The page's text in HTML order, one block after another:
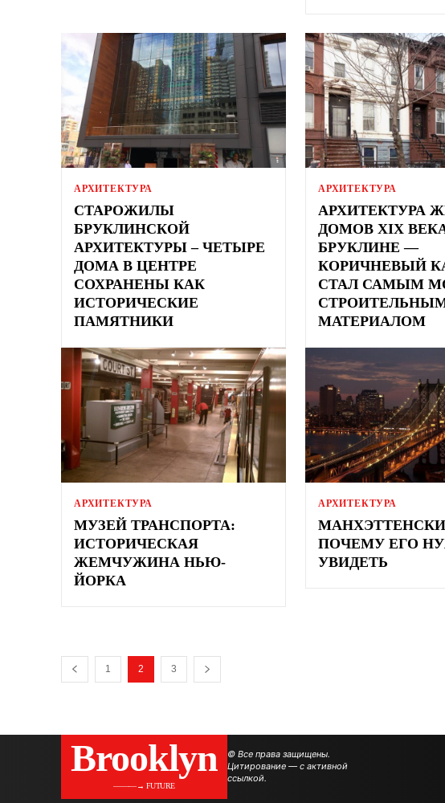
АРХИТЕКТУРА
СТАРОЖИЛЫ
БРУКЛИНСКОЙ
АРХИТЕКТУРЫ – ЧЕТЫРЕ
ДОМА В ЦЕНТРЕ
СОХРАНЕНЫ КАК
ИСТОРИЧЕСКИЕ
ПАМЯТНИКИ
АРХИТЕКТУРА
АРХИТЕКТУРА
ДОМОВ XIX
БРУКЛИНЕ —
КОРИЧНЕВЫЙ
СТАЛ САМЫМ
МАТЕРИАЛОМ
АРХИТЕКТУРА
МУЗЕЙ ТРАНСПОРТА:
ИСТОРИЧЕСКАЯ
ЖЕМЧУЖИНА НЬЮ-
ЙОРКА
АРХИТЕКТУРА
ПОЧЕМУ ЕГО
УВИДЕТЬ
1 2 3
Brooklyn
———→ FUTURE
© Все права защищены.
Цитирование — с активной
ссылкой.